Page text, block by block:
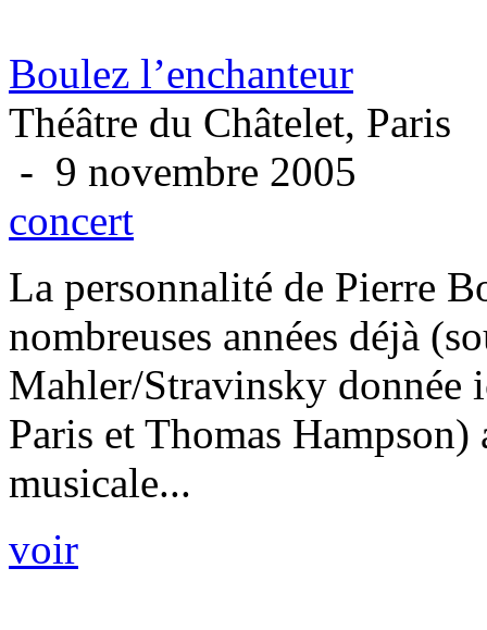
Boulez l’enchanteur
Théâtre du Châtelet, Paris
- 9 novembre 2005
concert
La personnalité de Pierre
nombreuses années déjà
Mahler/Stravinsky donnée
Paris et Thomas
musicale...
voir